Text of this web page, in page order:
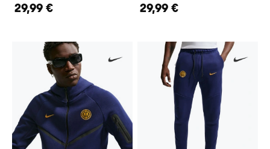
29,99 € 29,99 €